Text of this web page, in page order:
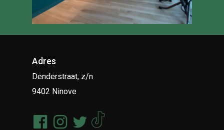
Adres
Denderstraat, z/n
9402 Ninove